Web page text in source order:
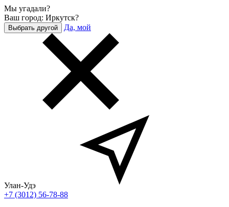
Мы угадали?
Ваш город: Иркутск?
Выбрать другой Да, мой
Улан-Удэ
+7 (3012) 56-78-88